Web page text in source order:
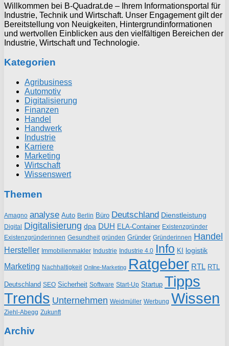
Willkommen bei B-Quadrat.de – Ihrem Informationsportal für
Industrie, Technik und Wirtschaft. Unser Engagement gilt der
Bereitstellung von Neuigkeiten, Hintergrundinformationen
und wertvollen Einblicken aus den vielfältigen Bereichen der
Industrie, Wirtschaft und Technologie.
Kategorien
Agribusiness
Automotiv
Digitalisierung
Finanzen
Handel
Handwerk
Industrie
Karriere
Marketing
Wirtschaft
Wissenswert
Themen
Amagno analyse Auto Berlin Büro Deutschland Dienstleistung
Digital Digitalisierung dpa DUH ELA-Container Existenzgründer
Existenzgründerinnen Gesundheit gründen Gründer Gründerinnen Handel
Hersteller Immobilienmakler Industrie Industrie 4.0 Info KI logistik
Marketing Nachhaltigkeit Online-Marketing Ratgeber RTL RTL
Deutschland SEO Sicherheit Software Start-Up Startup Tipps
Trends Unternehmen Weidmüller Werbung Wissen
Ziehl-Abegg Zukunft
Archiv